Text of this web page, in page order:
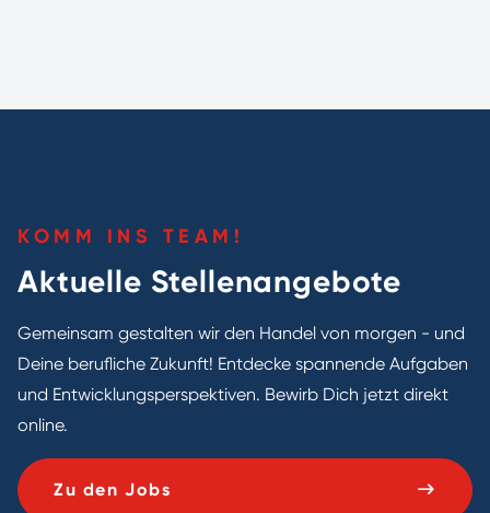
KOMM INS TEAM!
Aktuelle Stellenangebote
Gemeinsam gestalten wir den Handel von morgen - und
Deine berufliche Zukunft! Entdecke spannende Aufgaben
und Entwicklungsperspektiven. Bewirb Dich jetzt direkt
online.
Zu den Jobs